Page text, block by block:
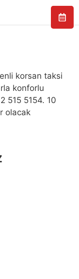
korsan taksi
konforlu
515 5154. 10
olacak